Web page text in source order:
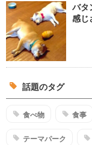
バタ
感じ
話題のタグ
食べ物 食事
テーマパーク